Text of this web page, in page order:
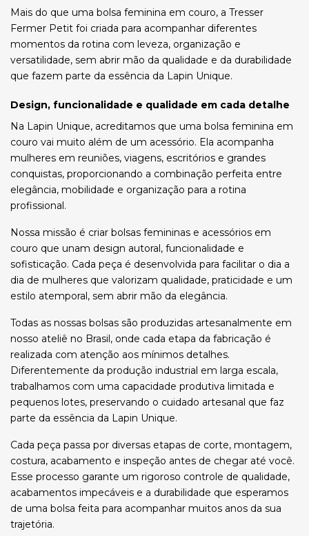
Mais do que uma bolsa feminina em couro, a Tresser
Fermer Petit foi criada para acompanhar diferentes
momentos da rotina com leveza, organização e
versatilidade, sem abrir mão da qualidade e da durabilidade
que fazem parte da essência da Lapin Unique.
Design, funcionalidade e qualidade em cada detalhe
Na Lapin Unique, acreditamos que uma bolsa feminina em
couro vai muito além de um acessório. Ela acompanha
mulheres em reuniões, viagens, escritórios e grandes
conquistas, proporcionando a combinação perfeita entre
elegância, mobilidade e organização para a rotina
profissional.
Nossa missão é criar bolsas femininas e acessórios em
couro que unam design autoral, funcionalidade e
sofisticação. Cada peça é desenvolvida para facilitar o dia a
dia de mulheres que valorizam qualidade, praticidade e um
estilo atemporal, sem abrir mão da elegância.
Todas as nossas bolsas são produzidas artesanalmente em
nosso ateliê no Brasil, onde cada etapa da fabricação é
realizada com atenção aos mínimos detalhes.
Diferentemente da produção industrial em larga escala,
trabalhamos com uma capacidade produtiva limitada e
pequenos lotes, preservando o cuidado artesanal que faz
parte da essência da Lapin Unique.
Cada peça passa por diversas etapas de corte, montagem,
costura, acabamento e inspeção antes de chegar até você.
Esse processo garante um rigoroso controle de qualidade,
acabamentos impecáveis e a durabilidade que esperamos
de uma bolsa feita para acompanhar muitos anos da sua
trajetória.